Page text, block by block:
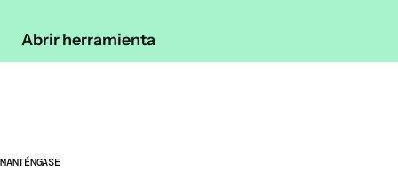
Abrir herramienta
MANTÉNGASE